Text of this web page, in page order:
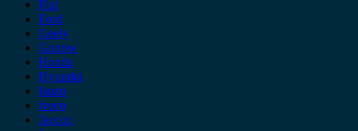
Fiat
Ford
Geely
Gonow
Honda
Hyundai
Isuzu
iveco
Jaecoo